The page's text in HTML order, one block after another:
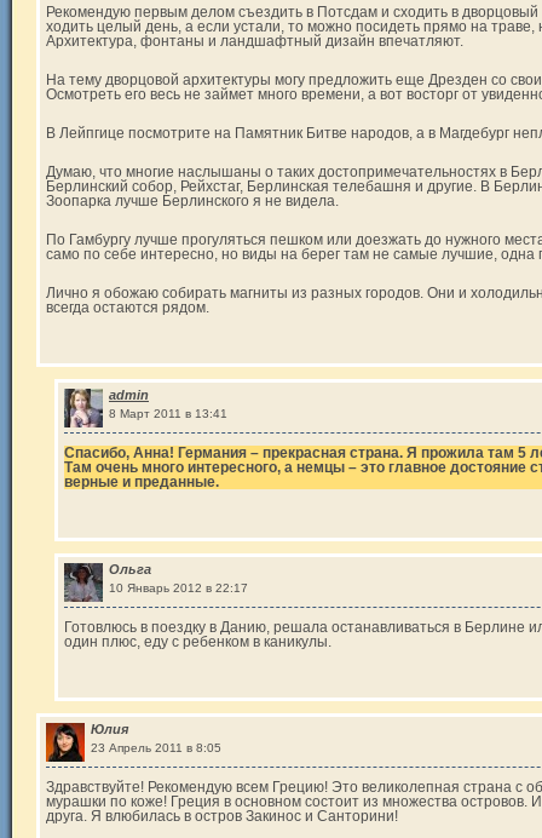
Рекомендую первым делом съездить в Потсдам и сходить в
ходить целый день, а если устали, то можно посидеть прямо на траве,
Архитектура, фонтаны и ландшафтный дизайн впечатляют.
На тему дворцовой архитектуры могу предложить еще Дрезден со
Осмотреть его весь не займет много времени, а вот восторг от
В Лейпгице посмотрите на Памятник Битве народов, а в Магдебург
Думаю, что многие наслышаны о таких достопримечательностях в
Берлинский собор, Рейхстаг, Берлинская телебашня и другие. В
Зоопарка лучше Берлинского я не видела.
По Гамбургу лучше прогуляться пешком или доезжать до нужного
само по себе интересно, но виды на берег там не самые лучшие,
Лично я обожаю собирать магниты из разных городов. Они и
всегда остаются рядом.
admin
8 Март 2011 в 13:41
Спасибо, Анна! Германия – прекрасная страна. Я прожила там 5
Там очень много интересного, а немцы – это главное достояние
верные и преданные.
Ольга
10 Январь 2012 в 22:17
Готовлюсь в поездку в Данию, решала останавливаться в Берлине
один плюс, еду с ребенком в каникулы.
Юлия
23 Апрель 2011 в 8:05
Здравствуйте! Рекомендую всем Грецию! Это великолепная страна с
мурашки по коже! Греция в основном состоит из множества островов.
друга. Я влюбилась в остров Закинос и Санторини!